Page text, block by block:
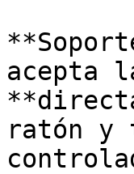
acepta
ratón y